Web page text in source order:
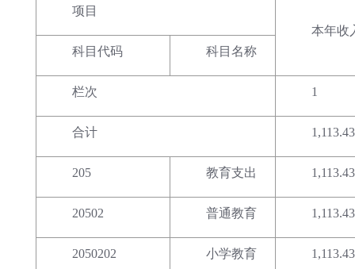
项目
本年收
科目代码
科目名称
栏次 1
合计 1,113.43
205 教育支出 1,113.43
20502 普通教育 1,113.43
2050202 小学教育 1,113.43